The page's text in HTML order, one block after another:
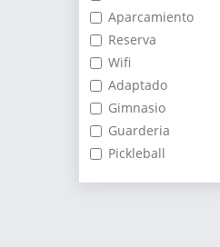
Aparcamiento
Reserva
Wifi
Adaptado
Gimnasio
Guarderia
Pickleball